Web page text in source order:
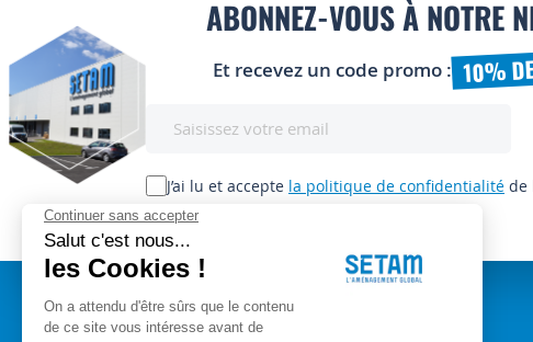
ABONNEZ-VOUS À NOTRE
Et recevez un code promo : 10%
lettre
d’information
:
J’ai lu et accepte la politique de confidentialité de